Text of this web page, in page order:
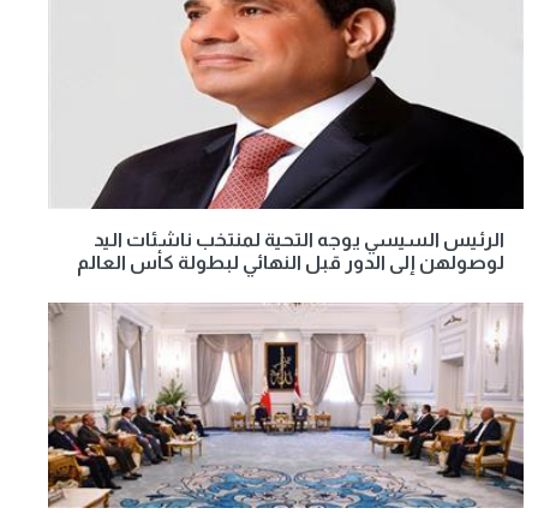
الرئيس السيسي يوجه التحية لمنتخب ناشئات اليد
لوصولهن إلى الدور قبل النهائي لبطولة كأس العالم